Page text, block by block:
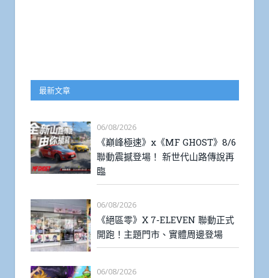
最新文章
06/08/2026
《巔峰極速》x《MF GHOST》8/6
聯動震撼登場！ 新世代山路傳說再
臨
06/08/2026
《絕區零》X 7-ELEVEN 聯動正式
開跑！主題門市、實體周邊登場
06/08/2026